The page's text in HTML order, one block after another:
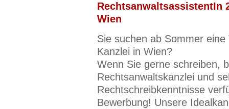
RechtsanwaltsassistentIn
Wien
Sie suchen ab Sommer
Kanzlei in Wien?
Wenn Sie gerne schreiben,
Rechtsanwaltskanzlei und
Rechtschreibkenntnisse
Bewerbung! Unsere